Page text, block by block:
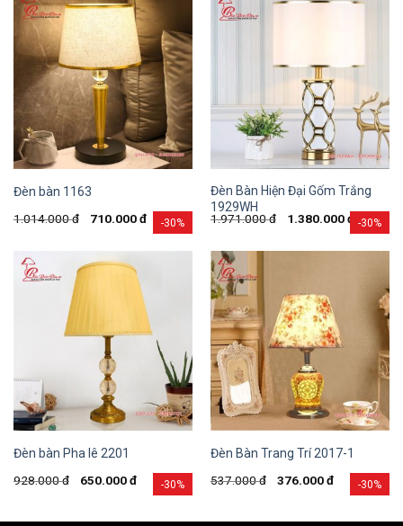
-30%
Đèn bàn 1163
1.014.000đ 710.000đ -30%
Đèn Bàn Hiện Đại Gốm Trắng
1929WH
1.971.000đ 1.380.000đ
-30%
Đèn bàn Pha lê 2201
928.000đ 650.000đ -30%
Đèn Bàn Trang Trí 2017-1
537.000đ 376.000đ